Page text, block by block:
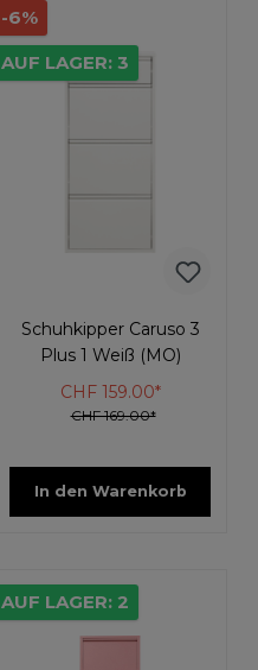
-6%
AUF LAGER: 3
Schuhkipper Caruso 3
Plus 1 Weiß (MO)
CHF 159.00*
CHF 169.00*
In den Warenkorb
AUF LAGER: 2